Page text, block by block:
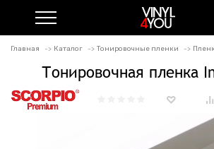
Главная Каталог Тонировочные пленки
Тонировочная пленка